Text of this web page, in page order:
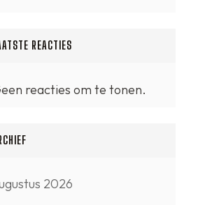
REACTIES
reacties om te tonen.
2026